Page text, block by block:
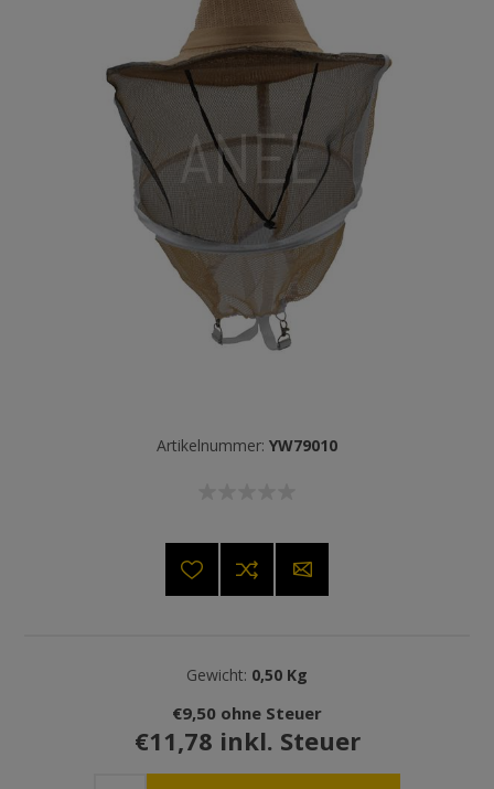
Artikelnummer: YW79010
Gewicht: 0,50 Kg
€9,50 ohne Steuer
€11,78 inkl. Steuer